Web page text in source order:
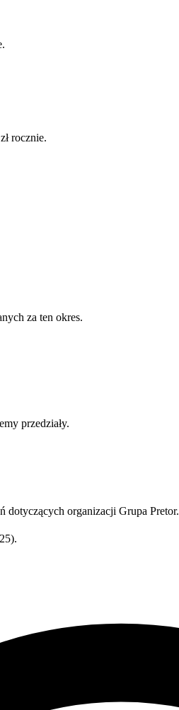
rocznie.
za ten okres.
przedziały.
dotyczących organizacji Grupa Pretor.